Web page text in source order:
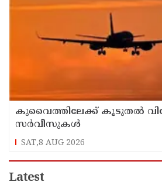
കുവൈത്തിലേക്ക് കൂടുതല്‍
സര്‍വീസുകള്‍
SAT,8 AUG 2026
Latest